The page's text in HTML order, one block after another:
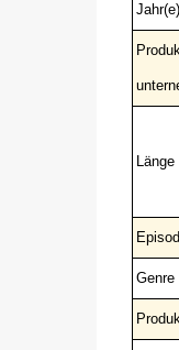
Jahr(e)
Länge
Genre